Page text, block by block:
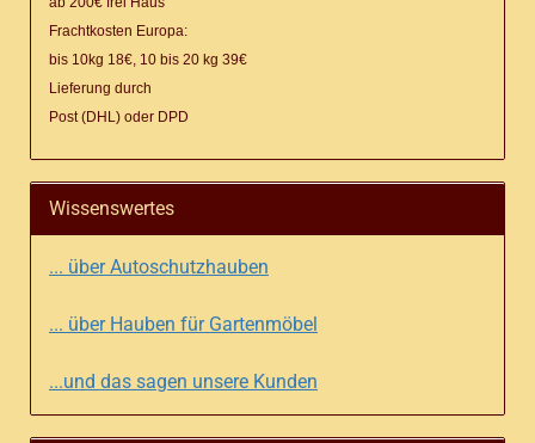
Frachtkosten Europa:
bis 10kg 18€, 10 bis 20 kg 39€
Lieferung durch
Post (DHL) oder DPD
Wissenswertes
... über Autoschutzhauben
... über Hauben für Gartenmöbel
...und das sagen unsere Kunden